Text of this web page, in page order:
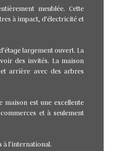
meublée. Cette
à impact, d'électricité et
largement ouvert. La
des invités. La maison
arrière avec des arbres
est une excellente
et à seulement
à l'international.